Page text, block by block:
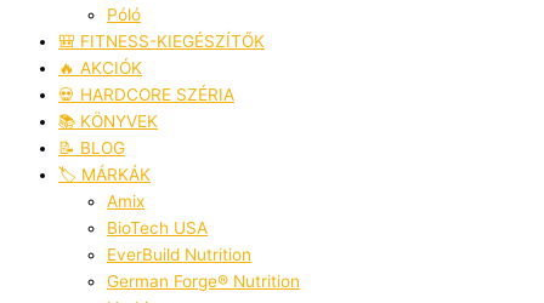
Póló
🎒 FITNESS-KIEGÉSZÍTŐK
🔥 AKCIÓK
💀 HARDCORE SZÉRIA
📚 KÖNYVEK
📝 BLOG
🏷️ MÁRKÁK
Amix
BioTech USA
EverBuild Nutrition
German Forge® Nutrition